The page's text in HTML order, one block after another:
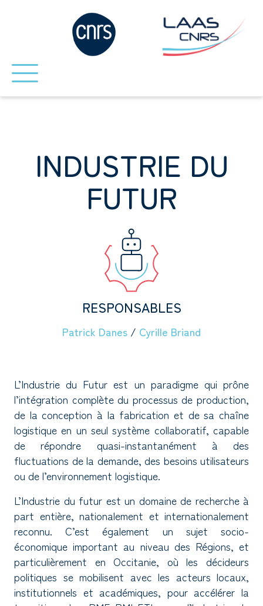
INDUSTRIE DU
FUTUR
RESPONSABLES
Patrick Danes / Cyrille Briand
L’Industrie du Futur est un paradigme qui prône
l’intégration complète du processus de production,
de la conception à la fabrication et de sa chaîne
logistique en un seul système collaboratif, capable
de répondre quasi-instantanément à des
fluctuations de la demande, des besoins utilisateurs
ou de l’environnement logistique.
L’Industrie du futur est un domaine de recherche à
part entière, nationalement et internationalement
reconnu. C’est également un sujet socio-
économique important au niveau des Régions, et
particulièrement en Occitanie, où les décideurs
politiques se mobilisent avec les acteurs locaux,
institutionnels et académiques, pour accélérer la